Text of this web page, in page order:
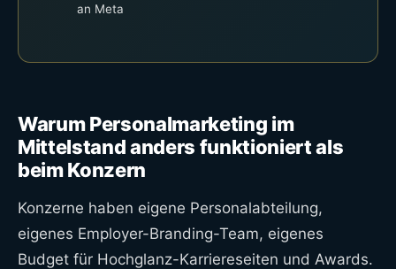
an Meta
Warum Personalmarketing im
Mittelstand anders funktioniert als
beim Konzern
Konzerne haben eigene Personalabteilung,
eigenes Employer-Branding-Team, eigenes
Budget für Hochglanz-Karriereseiten und Awards.